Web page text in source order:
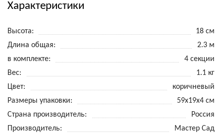
Характеристики
Высота
18 см
Длина общая
2.3 м
в комплекте
4 секции
Вес
1.1 кг
Цвет
коричневый
Размеры упаковки
59x19x4 см
Страна производитель
Россия
Производитель
Мастер Сад